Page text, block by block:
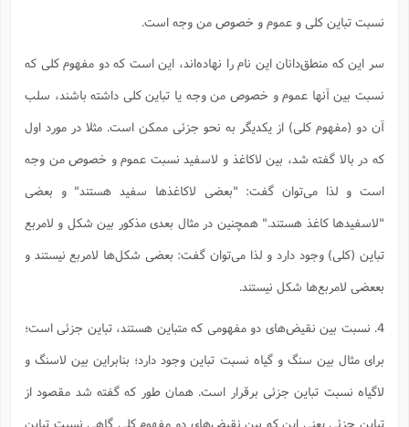
نسبت تباین کلی و عموم و خصوص من وجه است.
سر این که منطق‌دانان این نام را نهاده‌اند، این است که دو مفهوم کلی که
نسبت بین آنها عموم و خصوص من وجه یا تباین کلی داشته باشند، سلب
آن دو (مفهوم کلی) از یکدیگر به نحو جزئی ممکن است. مثلا در مورد اول
که در بالا گفته شد، بین لاکاغذ و لاسفید نسبت عموم و خصوص من وجه
است و لذا می‌توان گفت: "بعضی لاکاغذها سفید هستند" و بعضی
"لاسفیدها کاغذ هستند." همچنین در مثال بعدی مذکور بین شکل و لامربع
تباین (کلی) وجود دارد و لذا می‌توان گفت: بعضی شکل‌ها لامربع نیستند و
بععضی لامربع‌ها شکل نیستند.
4. نسبت بین نقیض‌های دو مفهومی که متباین هستند، تباین جزئی است؛
برای مثال بین سنگ و گیاه نسبت تباین وجود دارد؛ بنابراین بین لاسنگ و
لاگیاه نسبت تباین جزئی برقرار است. همان طور که گفته شد مقصود از
تباین جزئی یعنی این که بین نقیض‌های دو مفهوم کلی گاهی نسبت تباین